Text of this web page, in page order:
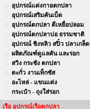
อุปกรณ์แต่งกายตกปลา
อุปกรณ์เสริมคันเบ็ด
อุปกรณ์ตกปลา ตีเหยื่อปลอม
อุปกรณ์ตกปลาบ่อ ธรรมชาติ
อุปกรณ์ ชิงหลิว สปิ๋ว ปลาเกล็ด
ผลิตภัณฑ์ดูแลคัน และรอก
สวิง กระชัง ตกปลา
ตะกั่ว งานเท็กซัส
อะไหล่ - แขนแต่ง
กระเป๋า - ถุงใส่รอก
เรือ อุปกรณ์เรือตกปลา